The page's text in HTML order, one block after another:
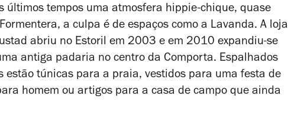
últimos tempos uma atmosfera hippie-chique, quase
a culpa é de espaços como a Lavanda. A loja
abriu no Estoril em 2003 e em 2010 expandiu-se
antiga padaria no centro da Comporta. Espalhados
estão túnicas para a praia, vestidos para uma festa de
homem ou artigos para a casa de campo que ainda